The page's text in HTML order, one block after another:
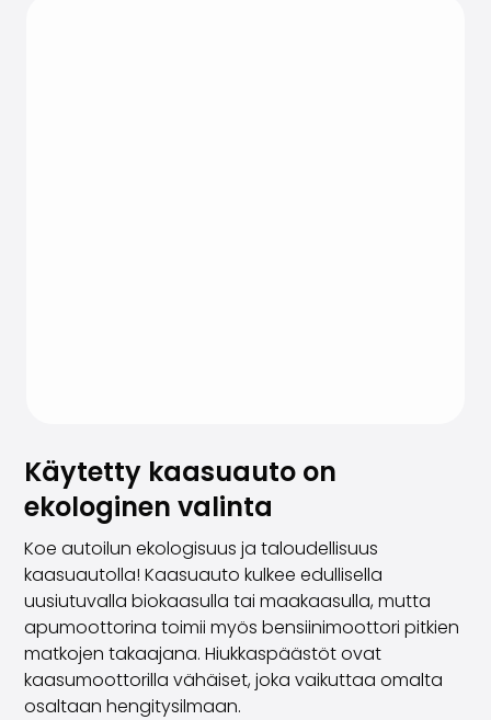
Käytetty kaasuauto on
ekologinen valinta
Koe autoilun ekologisuus ja taloudellisuus
kaasuautolla! Kaasuauto kulkee edullisella
uusiutuvalla biokaasulla tai maakaasulla, mutta
apumoottorina toimii myös bensiinimoottori pitkien
matkojen takaajana. Hiukkaspäästöt ovat
kaasumoottorilla vähäiset, joka vaikuttaa omalta
osaltaan hengitysilmaan.